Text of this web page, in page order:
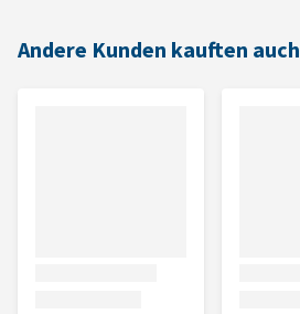
Andere Kunden kauften auch